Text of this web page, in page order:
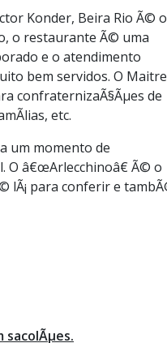
Konder, Beira Rio Ã© o
o restaurante Ã© uma
e o atendimento
bem servidos. O Maitre
confraternizaÃ§Ãµes de
etc.
um momento de
O â€œArlecchinoâ€ Ã© o
lÃ¡ para conferir e
sacolÃµes.